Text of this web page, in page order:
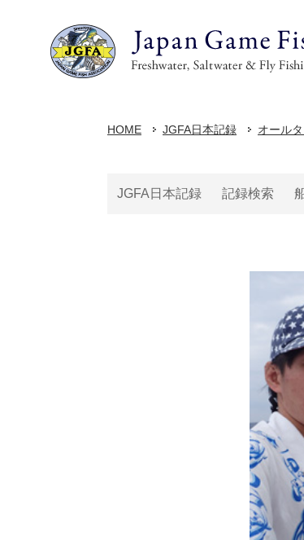
HOME JGFA日本記録 オール
JGFA日本記録 記録検索